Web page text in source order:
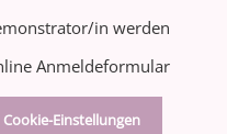
in werden
Anmeldeformular
Cookie-Einstellungen